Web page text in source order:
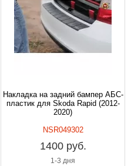
Накладка на задний бампер АБС-
пластик для Skoda Rapid (2012-
2020)
NSR049302
1400 руб.
1-3 дня